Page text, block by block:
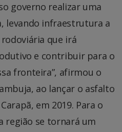
governo realizar uma
levando infraestrutura a
que irá
e contribuir para o
fronteira”, afirmou o
ao lançar o asfalto
em 2019. Para o
região se tornará um